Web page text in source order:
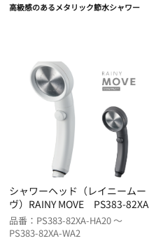
高級感のあるメタリック節水シャワー
シャワーヘッド（レイニームー
ヴ）RAINY MOVE PS383-82XA
品番：PS383-82XA-HA20 ～
PS383-82XA-WA2